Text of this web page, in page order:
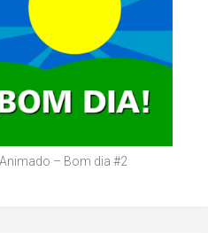
Animado – Bom dia #2